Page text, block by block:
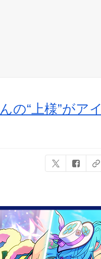
の“上様”がアイ